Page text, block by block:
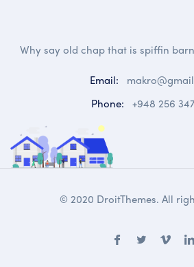
Why say old chap that is spiffin
Email:
Phone: +948 256
© 2020 DroitThemes. All